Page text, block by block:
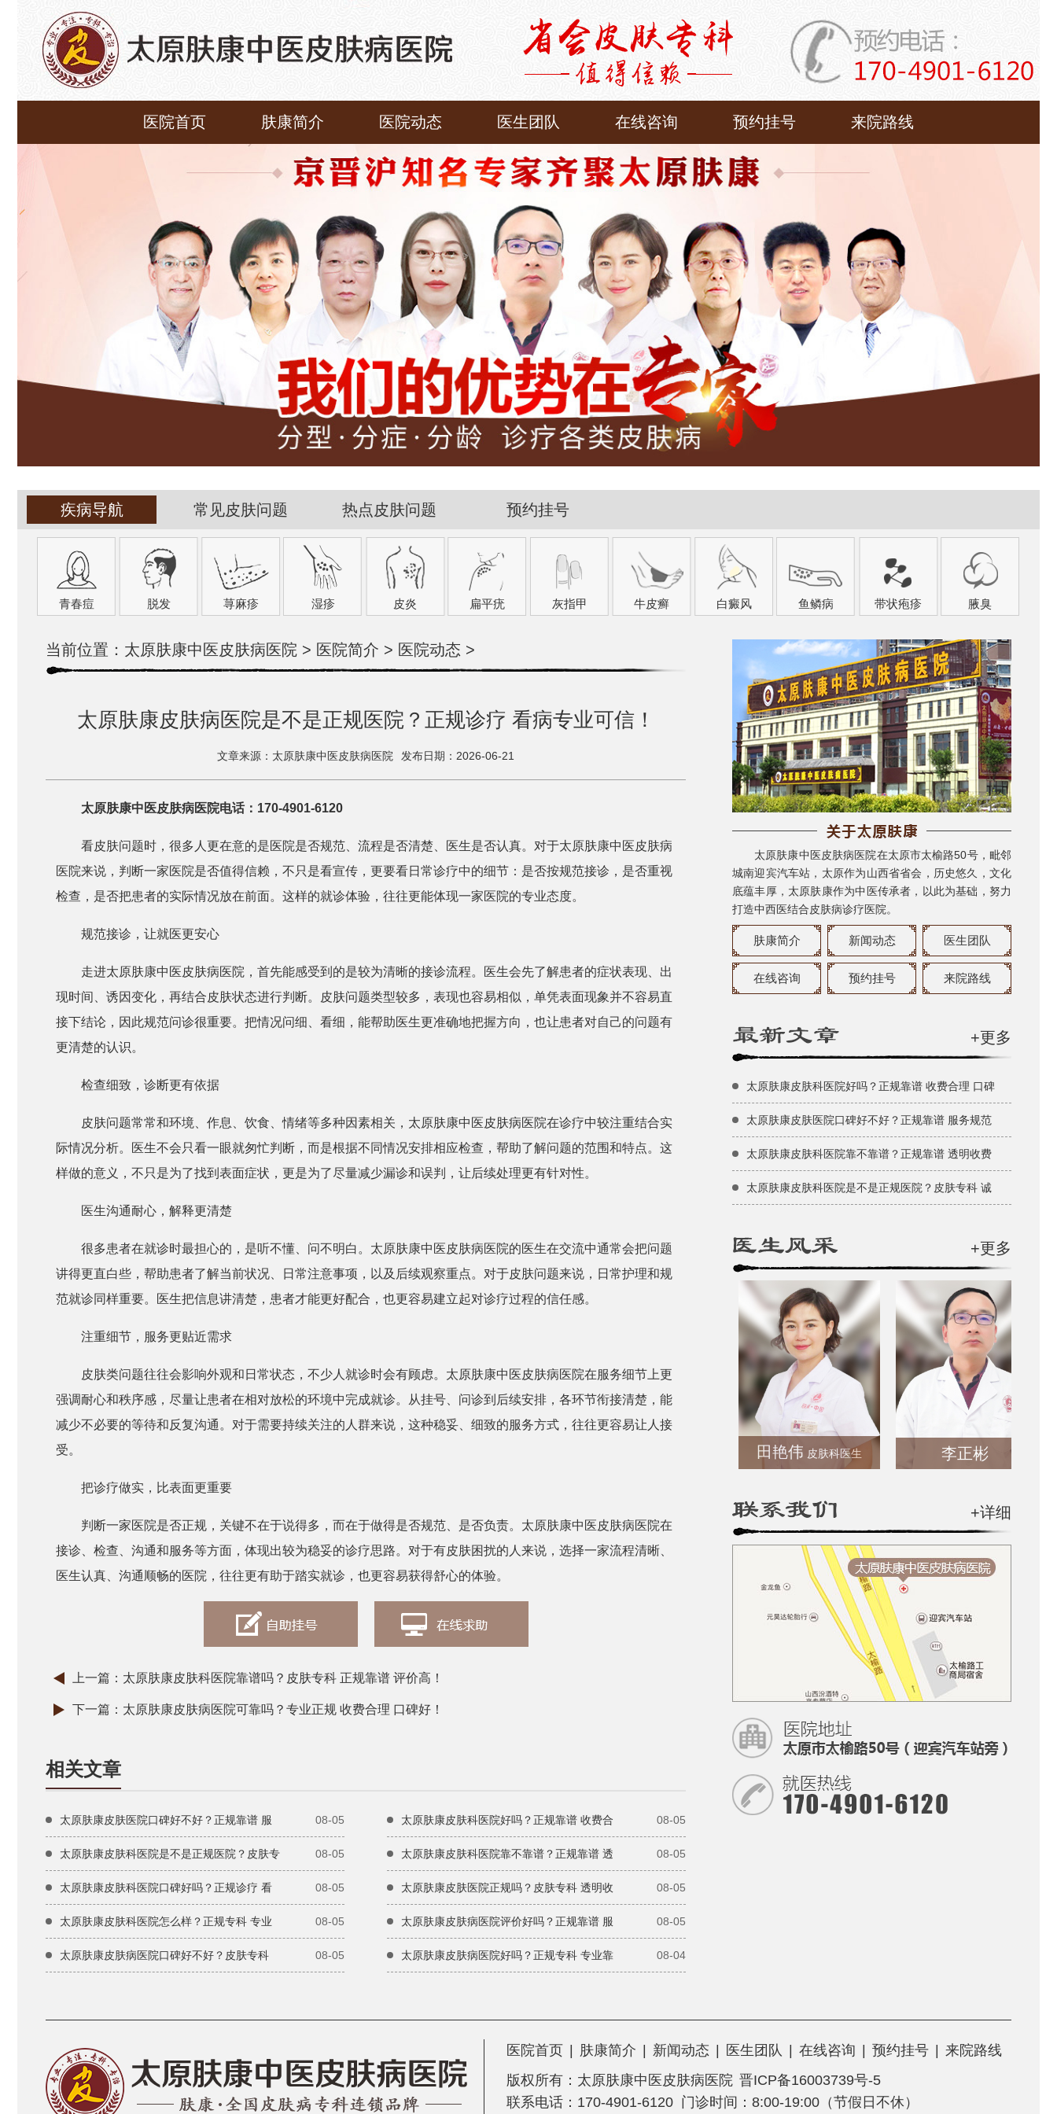
医院首页 肤康简介 医院动态 医生团队 在线咨询 预约挂号 来院路线
疾病导航 常见皮肤问题 热点皮肤问题 预约挂号
青春痘 脱发 荨麻疹 湿疹 皮炎 扁平疣 灰指甲 牛皮癣 白癜风 鱼鳞病 带状疱疹 腋臭
当前位置： 太原肤康中医皮肤病医院 > 医院简介 > 医院动态 >
太原肤康皮肤病医院是不是正规医院？正规诊疗 看病专业可信！
文章来源：太原肤康中医皮肤病医院 发布日期：2026-06-21
太原肤康中医皮肤病医院电话：170-4901-6120
看皮肤问题时，很多人更在意的是医院是否规范、流程是否清楚、医生是否认真。对于太原肤康中医皮肤病
医院来说，判断一家医院是否值得信赖，不只是看宣传，更要看日常诊疗中的细节：是否按规范接诊，是否重视
检查，是否把患者的实际情况放在前面。这样的就诊体验，往往更能体现一家医院的专业态度。
规范接诊，让就医更安心
走进太原肤康中医皮肤病医院，首先能感受到的是较为清晰的接诊流程。医生会先了解患者的症状表现、出
现时间、诱因变化，再结合皮肤状态进行判断。皮肤问题类型较多，表现也容易相似，单凭表面现象并不容易直
接下结论，因此规范问诊很重要。把情况问细、看细，能帮助医生更准确地把握方向，也让患者对自己的问题有
更清楚的认识。
检查细致，诊断更有依据
皮肤问题常常和环境、作息、饮食、情绪等多种因素相关，太原肤康中医皮肤病医院在诊疗中较注重结合实
际情况分析。医生不会只看一眼就匆忙判断，而是根据不同情况安排相应检查，帮助了解问题的范围和特点。这
样做的意义，不只是为了找到表面症状，更是为了尽量减少漏诊和误判，让后续处理更有针对性。
医生沟通耐心，解释更清楚
很多患者在就诊时最担心的，是听不懂、问不明白。太原肤康中医皮肤病医院的医生在交流中通常会把问题
讲得更直白些，帮助患者了解当前状况、日常注意事项，以及后续观察重点。对于皮肤问题来说，日常护理和规
范就诊同样重要。医生把信息讲清楚，患者才能更好配合，也更容易建立起对诊疗过程的信任感。
注重细节，服务更贴近需求
皮肤类问题往往会影响外观和日常状态，不少人就诊时会有顾虑。太原肤康中医皮肤病医院在服务细节上更
强调耐心和秩序感，尽量让患者在相对放松的环境中完成就诊。从挂号、问诊到后续安排，各环节衔接清楚，能
减少不必要的等待和反复沟通。对于需要持续关注的人群来说，这种稳妥、细致的服务方式，往往更容易让人接
受。
把诊疗做实，比表面更重要
判断一家医院是否正规，关键不在于说得多，而在于做得是否规范、是否负责。太原肤康中医皮肤病医院在
接诊、检查、沟通和服务等方面，体现出较为稳妥的诊疗思路。对于有皮肤困扰的人来说，选择一家流程清晰、
医生认真、沟通顺畅的医院，往往更有助于踏实就诊，也更容易获得舒心的体验。
上一篇： 太原肤康皮肤科医院靠谱吗？皮肤专科 正规靠谱 评价高！
下一篇： 太原肤康皮肤病医院可靠吗？专业正规 收费合理 口碑好！
相关文章
太原肤康皮肤医院口碑好不好？正规靠谱 服 08-05 太原肤康皮肤科医院好吗？正规靠谱 收费合 08-05
太原肤康皮肤科医院是不是正规医院？皮肤专 08-05 太原肤康皮肤科医院靠不靠谱？正规靠谱 透 08-05
太原肤康皮肤科医院口碑好吗？正规诊疗 看 08-05 太原肤康皮肤医院正规吗？皮肤专科 透明收 08-05
太原肤康皮肤科医院怎么样？正规专科 专业 08-05 太原肤康皮肤病医院评价好吗？正规靠谱 服 08-05
太原肤康皮肤病医院口碑好不好？皮肤专科 08-05 太原肤康皮肤病医院好吗？正规专科 专业靠 08-04
太原肤康中医皮肤病医院在太原市太榆路50号，毗邻
城南迎宾汽车站，太原作为山西省省会，历史悠久，文化
底蕴丰厚，太原肤康作为中医传承者，以此为基础，努力
打造中西医结合皮肤病诊疗医院。
肤康简介 新闻动态 医生团队
在线咨询 预约挂号 来院路线
+更多
太原肤康皮肤科医院好吗？正规靠谱 收费合理 口碑
太原肤康皮肤医院口碑好不好？正规靠谱 服务规范
太原肤康皮肤科医院靠不靠谱？正规靠谱 透明收费
太原肤康皮肤科医院是不是正规医院？皮肤专科 诚
+更多
田艳伟 皮肤科医生 李正彬
+详细
医院首页 | 肤康简介 | 新闻动态 | 医生团队 | 在线咨询 | 预约挂号 | 来院路线
版权所有： 太原肤康中医皮肤病医院 晋ICP备16003739号-5
联系电话：170-4901-6120 门诊时间：8:00-19:00（节假日不休）